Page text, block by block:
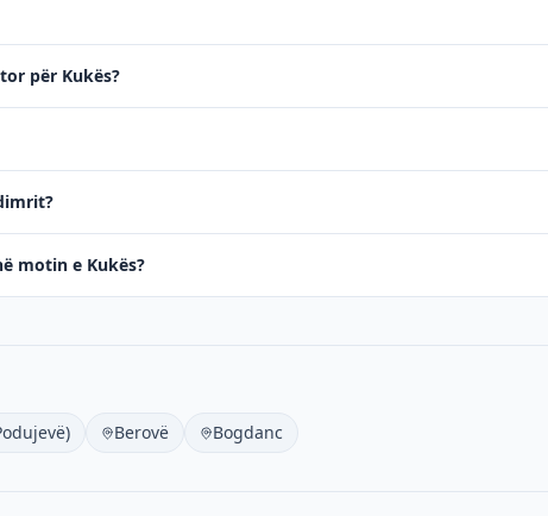
për Kukës?
motin e Kukës?
Berovë Bogdanc